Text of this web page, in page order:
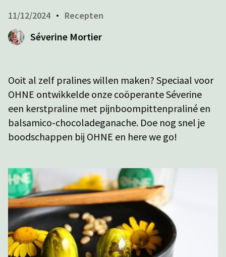
Séverine Mortier
11/12/2024 Recepten
Ooit al zelf pralines willen maken? Speciaal voor
OHNE ontwikkelde onze coöperante Séverine
een kerstpraline met pijnboompittenpraliné en
balsamico-chocoladeganache. Doe nog snel je
boodschappen bij OHNE en here we go!